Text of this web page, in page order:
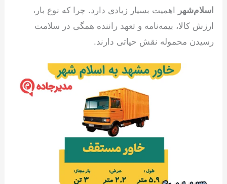
اسلام‌شهر
اهمیت بسیار زیادی دارد. چرا که نوع بار،
ارزش کالا، بیمه‌نامه و تعهد راننده همگی در سلامت
رسیدن محموله نقش حیاتی دارند.